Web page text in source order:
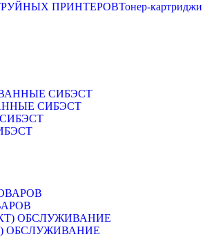
ПРИНТЕРОВТонер-картриджи
СИБЭСТ
ОБСЛУЖИВАНИЕ